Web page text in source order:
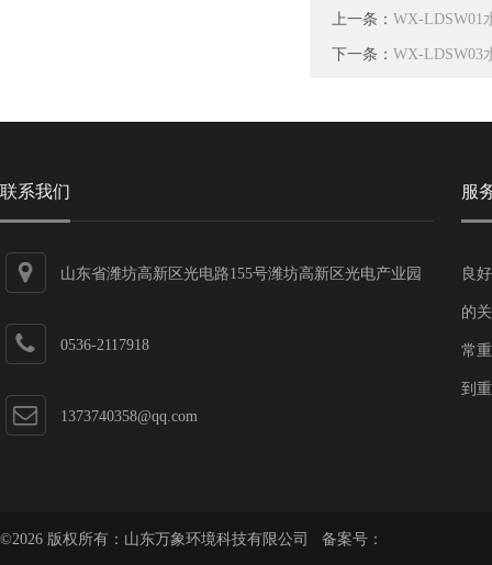
上一条： WX-LDSW01
下一条： WX-LDSW03
联系我们
山东省潍坊高新区光电路155号潍坊高新区光电产业园
0536-2117918
1373740358@qq.com
服
良
的
常
到
©2026 版权所有：山东万象环境科技有限公司 备案号：